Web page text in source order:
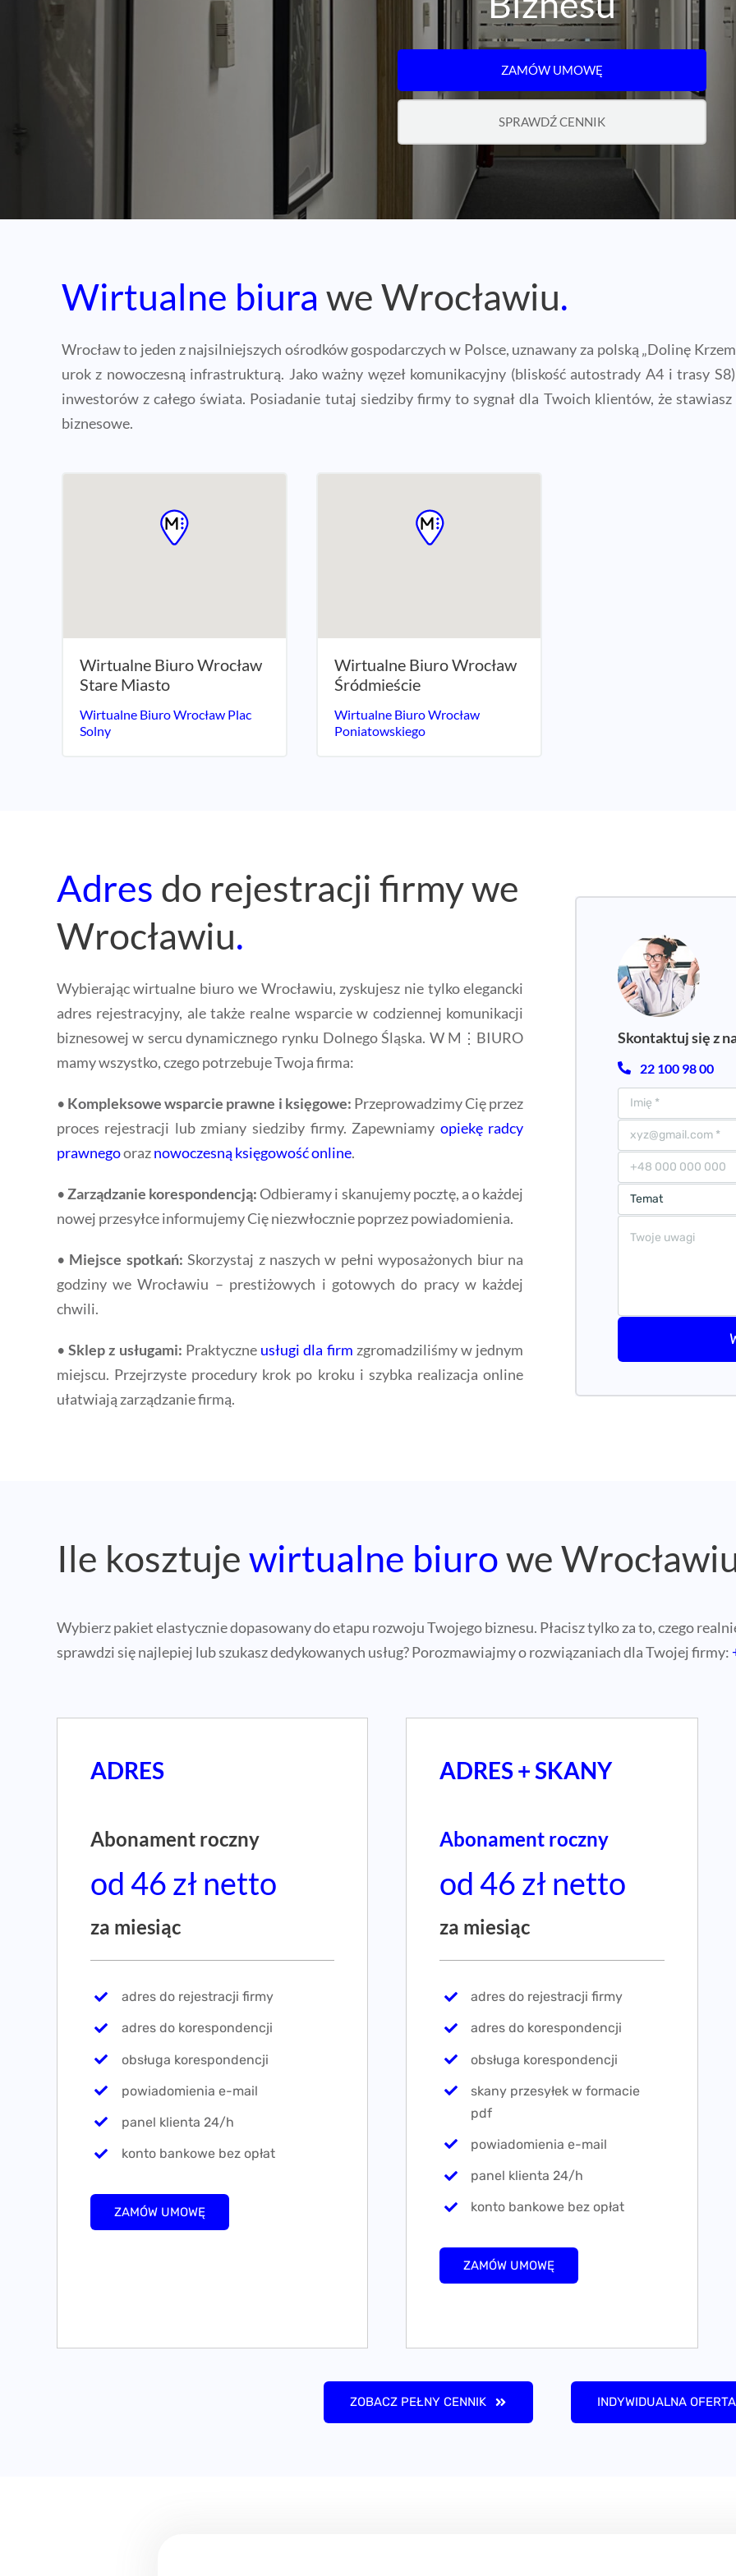
ZAMÓW UMOWĘ
SPRAWDŹ CENNIK
Wirtualne biura we Wrocławiu.
Wrocław to jeden z najsilniejszych ośrodków gospodarczych w Polsce, uznawany za polską „Dolinę
urok z nowoczesną infrastrukturą. Jako ważny węzeł komunikacyjny (bliskość autostrady A4 i trasy
inwestorów z całego świata. Posiadanie tutaj siedziby firmy to sygnał dla Twoich klientów, że
biznesowe.
Wirtualne Biuro Wrocław
Stare Miasto
Wirtualne Biuro Wrocław Plac
Solny
Wirtualne Biuro Wrocław
Śródmieście
Wirtualne Biuro Wrocław
Poniatowskiego
Adres do rejestracji firmy we
Wrocławiu.
Wybierając wirtualne biuro we Wrocławiu, zyskujesz nie tylko elegancki
adres rejestracyjny, ale także realne wsparcie w codziennej komunikacji
biznesowej w sercu dynamicznego rynku Dolnego Śląska. W M⋮BIURO
mamy wszystko, czego potrzebuje Twoja firma:
• Kompleksowe wsparcie prawne i księgowe: Przeprowadzimy Cię przez
proces rejestracji lub zmiany siedziby firmy. Zapewniamy opiekę radcy
prawnegooraznowoczesną księgowość online.
•Zarządzanie korespondencją:Odbieramy i skanujemy pocztę, a o każdej
nowej przesyłce informujemy Cię niezwłocznie poprzez powiadomienia.
• Miejsce spotkań: Skorzystaj z naszych w pełni wyposażonych biur na
godziny we Wrocławiu – prestiżowych i gotowych do pracy w każdej
chwili.
•Sklep z usługami: Praktyczne usługi dla firm zgromadziliśmy w jednym
miejscu. Przejrzyste procedury krok po kroku i szybka realizacja online
ułatwiają zarządzanie firmą.
Skontaktuj się z
22 100 98 00
Ile kosztuje wirtualne biurowe
Wybierz pakiet elastycznie dopasowany do etapu rozwoju Twojego biznesu. Płacisz tylko za to, czego
sprawdzi się najlepiej lub szukasz dedykowanych usług? Porozmawiajmy o rozwiązaniach dla Twojej firmy:
ADRES
Abonament roczny
od 46 zł netto
za miesiąc
adres do rejestracji firmy
adres do korespondencji
obsługa korespondencji
powiadomienia e-mail
panel klienta 24/h
konto bankowe bez opłat
ZAMÓW UMOWĘ
ADRES + SKANY
Abonament roczny
od 46 zł netto
za miesiąc
adres do rejestracji firmy
adres do korespondencji
obsługa korespondencji
skany przesyłek w formacie
pdf
powiadomienia e-mail
panel klienta 24/h
konto bankowe bez opłat
ZAMÓW UMOWĘ
ZOBACZ PEŁNY CENNIK INDYWIDUALNA OFERTA